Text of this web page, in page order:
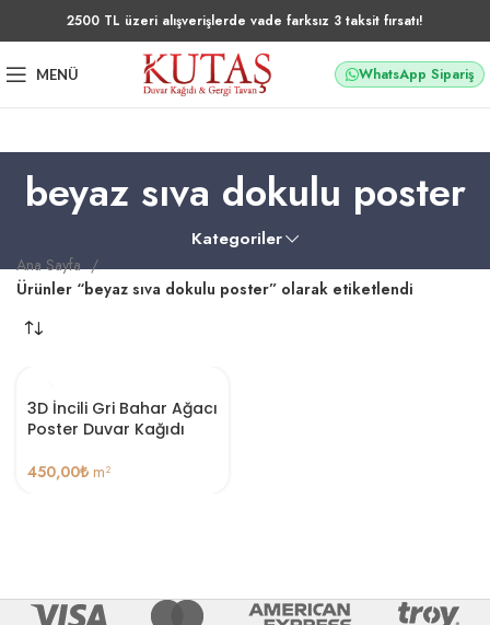
2500 TL üzeri alışverişlerde vade farksız 3 taksit fırsatı!
MENÜ WhatsApp Sipariş
beyaz sıva dokulu poster
Kategoriler
Ana Sayfa
Ürünler “beyaz sıva dokulu poster” olarak etiketlendi
3D İncili Gri Bahar Ağacı
Poster Duvar Kağıdı
450,00₺ m²